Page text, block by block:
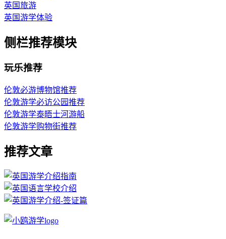
英国旅游
英国游学体验
侧栏推荐模块
玩乐推荐
伦敦必游博物馆推荐
伦敦游学必访公园推荐
伦敦游学泰晤士河游船
伦敦游学购物街推荐
推荐文章